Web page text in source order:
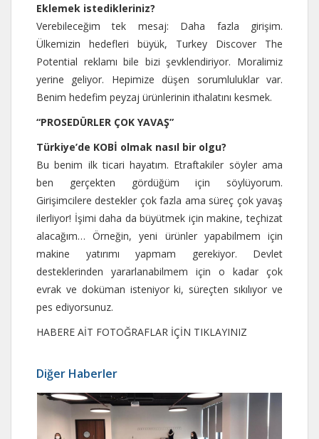
Eklemek istedikleriniz?
Verebileceğim tek mesaj: Daha fazla girişim.
Ülkemizin hedefleri büyük, Turkey Discover The
Potential reklamı bile bizi şevklendiriyor. Moralimiz
yerine geliyor. Hepimize düşen sorumluluklar var.
Benim hedefim peyzaj ürünlerinin ithalatını kesmek.
“PROSEDÜRLER ÇOK YAVAŞ”
Türkiye’de KOBİ olmak nasıl bir olgu?
Bu benim ilk ticari hayatım. Etraftakiler söyler ama
ben gerçekten gördüğüm için söylüyorum.
Girişimcilere destekler çok fazla ama süreç çok yavaş
ilerliyor! İşimi daha da büyütmek için makine, teçhizat
alacağım… Örneğin, yeni ürünler yapabilmem için
makine yatırımı yapmam gerekiyor. Devlet
desteklerinden yararlanabilmem için o kadar çok
evrak ve doküman isteniyor ki, süreçten sıkılıyor ve
pes ediyorsunuz.
HABERE AİT FOTOĞRAFLAR İÇİN TIKLAYINIZ
Diğer Haberler